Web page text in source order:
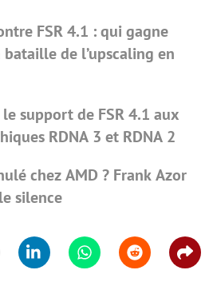
FSR 4.1 : qui gagne
de l’upscaling en
support de FSR 4.1 aux
RDNA 3 et RDNA 2
chez AMD ? Frank Azor
silence
Linkedin WhatsappReddit